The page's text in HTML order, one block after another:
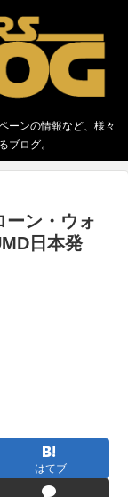
ーンの情報など、様々
ブログ。
ン・ウォ
日本発
はてブ